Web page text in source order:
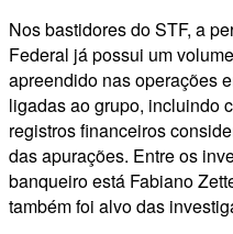
Nos bastidores do STF, a
Federal já possui um
apreendido nas operações
ligadas ao grupo, incluindo
registros financeiros
das apurações. Entre os
banqueiro está Fabiano
também foi alvo das